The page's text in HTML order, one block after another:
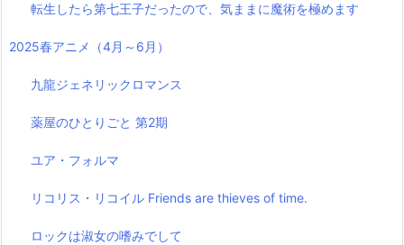
転生したら第七王子だったので、気ままに魔術を極めます
2025春アニメ（4月～6月）
九龍ジェネリックロマンス
薬屋のひとりごと 第2期
ユア・フォルマ
リコリス・リコイル Friends are thieves of time.
ロックは淑女の嗜みでして